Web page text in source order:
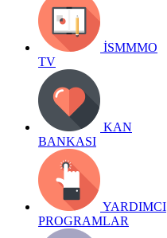
İSMMMO
TV
KAN
BANKASI
YARDIMCI
PROGRAMLAR